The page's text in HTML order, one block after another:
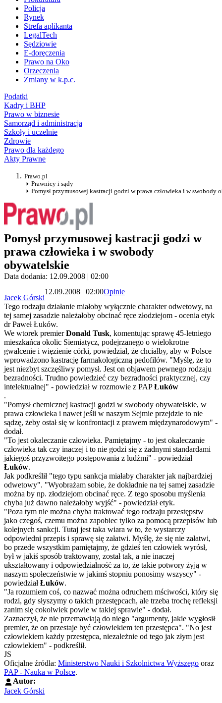
Policja
Rynek
Strefa aplikanta
LegalTech
Sędziowie
E-doręczenia
Prawo na Oko
Orzeczenia
Zmiany w k.p.c.
Podatki
Kadry i BHP
Prawo w biznesie
Samorząd i administracja
Szkoły i uczelnie
Zdrowie
Prawo dla każdego
Akty Prawne
Prawo.pl
Prawnicy i sądy
Pomysł przymusowej kastracji godzi w prawa człowieka i w swobody
Pomysł przymusowej kastracji godzi w
prawa człowieka i w swobody
obywatelskie
Data dodania: 12.09.2008 | 02:00
Jacek Górski
12.09.2008 | 02:00Opinie
Tego rodzaju działanie miałoby wyłącznie charakter odwetowy, na
tej samej zasadzie należałoby obcinać ręce złodziejom - ocenia etyk
dr Paweł Łuków.
We wtorek premierDonald Tusk, komentując sprawę 45-letniego
mieszkańca okolic Siemiatycz, podejrzanego o wielokrotne
gwałcenie i więzienie córki, powiedział, że chciałby, aby w Polsce
wprowadzono kastrację farmakologiczną pedofilów. "Myślę, że to
jest niezbyt szczęśliwy pomysł. Jest on objawem pewnego rodzaju
bezradności. Trudno powiedzieć czy bezradności praktycznej, czy
intelektualnej" - powiedział w rozmowie z PAPŁuków
.
"Pomysł chemicznej kastracji godzi w swobody obywatelskie, w
prawa człowieka i nawet jeśli w naszym Sejmie przejdzie to nie
sądzę, żeby ostał się w konfrontacji z prawem międzynarodowym" -
dodał.
"To jest okaleczanie człowieka. Pamiętajmy - to jest okaleczanie
człowieka tak czy inaczej i to nie godzi się z żadnymi standardami
jakiegoś przyzwoitego postępowania z ludźmi" - powiedział
Łuków.
Jak podkreślił "tego typu sankcja miałaby charakter jak najbardziej
odwetowy". "Wyobrażam sobie, że dokładnie na tej samej zasadzie
można by np. złodziejom obcinać ręce. Z tego sposobu myślenia
chyba już dawno należałoby wyjść" - powiedział etyk.
"Poza tym nie można chyba traktować tego rodzaju przestępstw
jako czegoś, czemu można zapobiec tylko za pomocą przepisów lub
kolejnych sankcji. Tutaj jest taka wiara w to, że wystarczy
odpowiedni przepis i sprawę się załatwi. Myślę, że się nie załatwi,
bo przede wszystkim pamiętajmy, że gdzieś ten człowiek wyrósł,
był w jakiś sposób traktowany, został tak, a nie inaczej
ukształtowany i odpowiedzialność za to, że takie potwory żyją w
naszym społeczeństwie w jakimś stopniu ponosimy wszyscy" -
powiedziałŁuków.
"Ja rozumiem coś, co nazwać można odruchem mściwości, który się
rodzi, gdy słyszymy o takich przestępcach, ale trzeba trochę refleksji
zanim się cokolwiek powie w takiej sprawie" - dodał.
Zaznaczył, że nie przemawiają do niego "argumenty, jakie wygłosił
premier, że on przestaje być człowiekiem ten przestępca". "No jest
człowiekiem każdy przestępca, niezależnie od tego jak złym jest
człowiekiem" - podkreślił.
JS
Oficjalne źródła: Ministerstwo Nauki i Szkolnictwa Wyższego oraz
PAP - Nauka w Polsce.
Autor:
Jacek Górski